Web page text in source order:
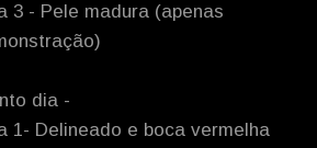
3 - Pele madura (apenas
dia -
1- Delineado e boca vermelha